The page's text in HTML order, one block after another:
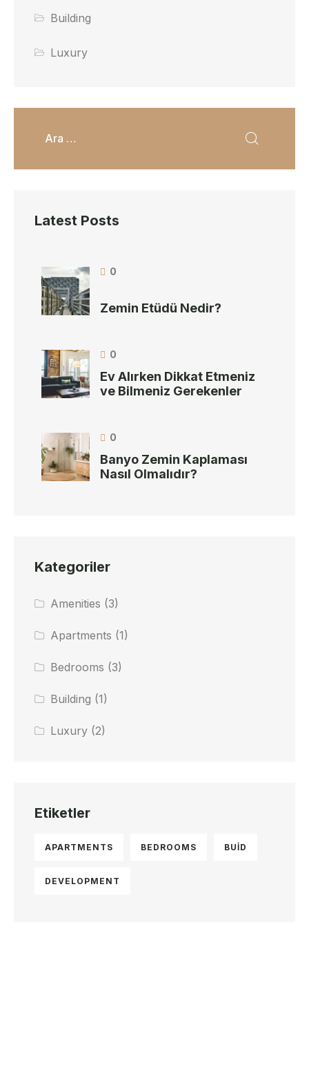
Building
Luxury
Latest Posts
0
Zemin Etüdü Nedir?
0
Ev Alırken Dikkat Etmeniz
ve Bilmeniz Gerekenler
0
Banyo Zemin Kaplaması
Nasıl Olmalıdır?
Kategoriler
Amenities (3)
Apartments (1)
Bedrooms (3)
Building (1)
Luxury (2)
Etiketler
APARTMENTS BEDROOMS BUID
DEVELOPMENT